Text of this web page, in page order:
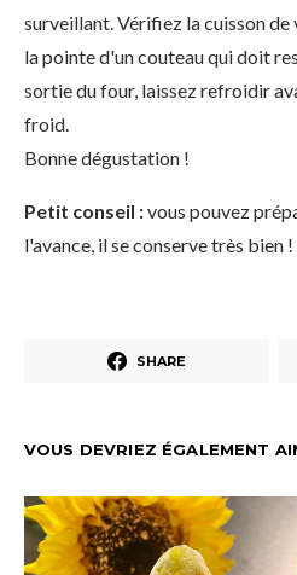
surveillant. Vérifiez la cuisson
la pointe d'un couteau qui doit
sortie du four, laissez refroidir
froid.
Bonne dégustation !
Petit conseil :vous pouvez
l'avance, il se conserve très bien !
SHARE
VOUS DEVRIEZ ÉGALEMENT